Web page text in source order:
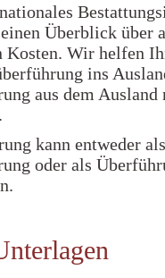
Überblick über
Kosten. Wir helfen
ins
aus dem Ausland
kann entweder als
oder als